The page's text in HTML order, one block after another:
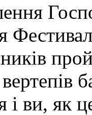
і ви, як